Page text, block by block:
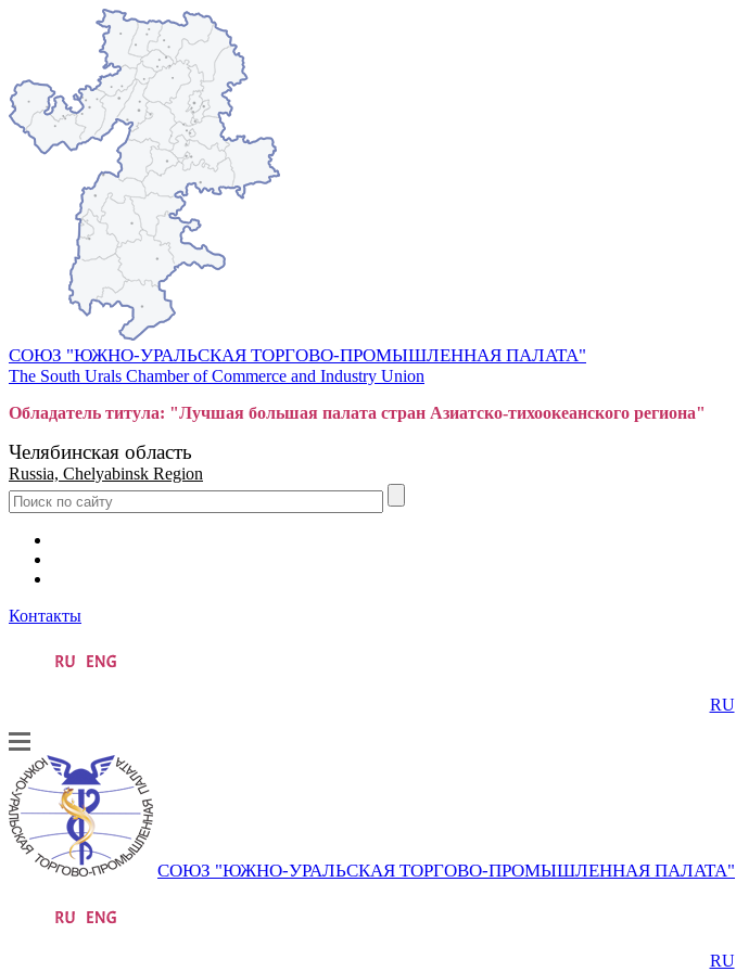
СОЮЗ "ЮЖНО-УРАЛЬСКАЯ ТОРГОВО-ПРОМЫШЛЕННАЯ ПАЛАТА"
The South Urals Chamber of Commerce and Industry Union
Обладатель титула: "Лучшая большая палата стран Азиатско-тихоокеанского региона"
Челябинская область
Russia, Chelyabinsk Region
Контакты
RU
СОЮЗ "ЮЖНО-УРАЛЬСКАЯ ТОРГОВО-ПРОМЫШЛЕННАЯ ПАЛАТА"
RU